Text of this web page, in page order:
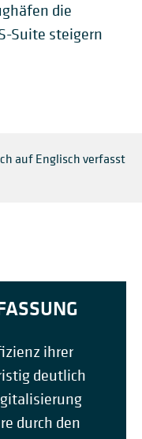
die
Suite steigern
auf Englisch verfasst
ihrer
deutlich
durch den